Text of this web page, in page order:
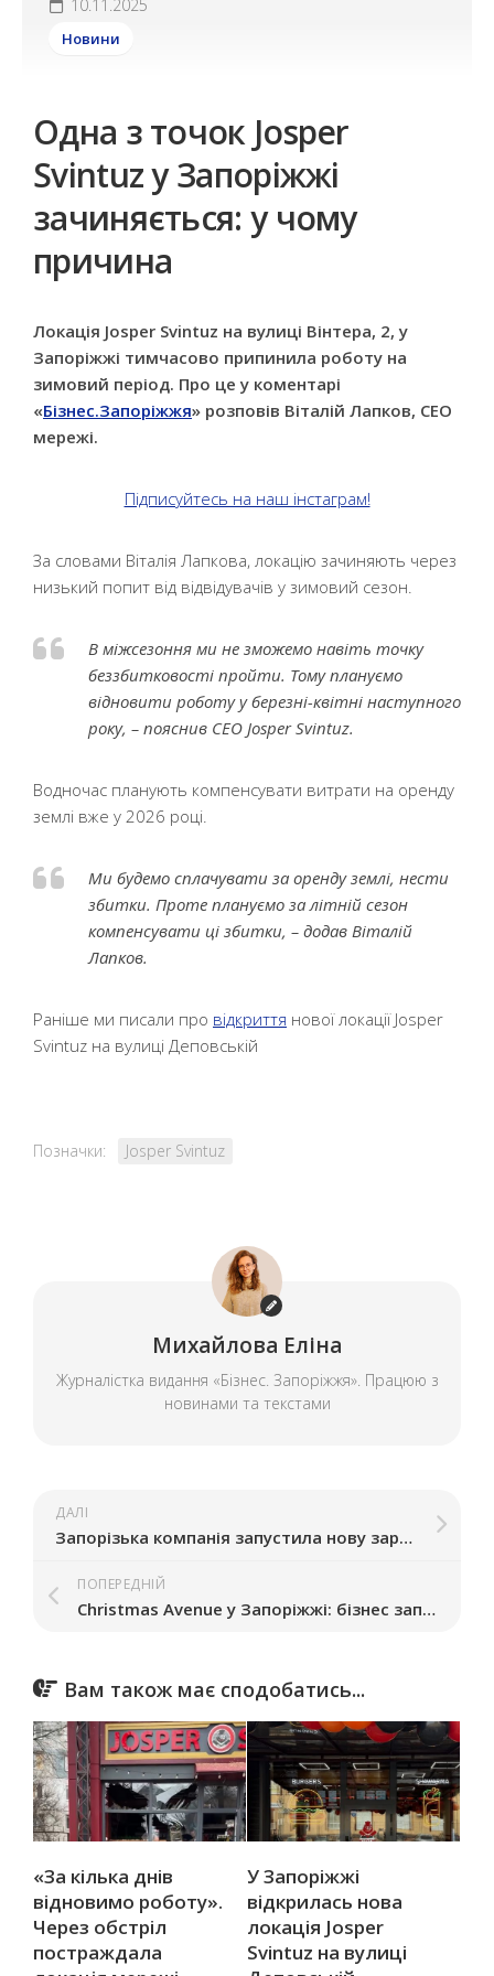
10.11.2025
Новини
Одна з точок Josper
Svintuz у Запоріжжі
зачиняється: у чому
причина
Локація Josper Svintuz на вулиці Вінтера, 2, у
Запоріжжі тимчасово припинила роботу на
зимовий період. Про це у коментарі
«Бізнес.Запоріжжя» розповів Віталій Лапков, СЕО
мережі.
Підписуйтесь на наш інстаграм!
За словами Віталія Лапкова, локацію зачиняють через
низький попит від відвідувачів у зимовий сезон.
В міжсезоння ми не зможемо навіть точку
беззбитковості пройти. Тому плануємо
відновити роботу у березні-квітні наступного
року, – пояснив CEO Josper Svintuz.
Водночас планують компенсувати витрати на оренду
землі вже у 2026 році.
Ми будемо сплачувати за оренду землі, нести
збитки. Проте плануємо за літній сезон
компенсувати ці збитки, – додав Віталій
Лапков.
Раніше ми писали про відкриття нової локації Josper
Svintuz на вулиці Деповській
Позначки: Josper Svintuz
Михайлова Еліна
Журналістка видання «Бізнес. Запоріжжя». Працюю з
новинами та текстами
ДАЛІ
Запорізька компанія запустила нову зарядну станцію для електромобілів в центрі міста
ПОПЕРЕДНІЙ
Christmas Avenue у Запоріжжі: бізнес запрошують долучитися до крафтового ярмарку
Вам також має сподобатись...
«За кілька днів
відновимо роботу».
Через обстріл
постраждала
У Запоріжжі
відкрилась нова
локація Josper
Svintuz на вулиці